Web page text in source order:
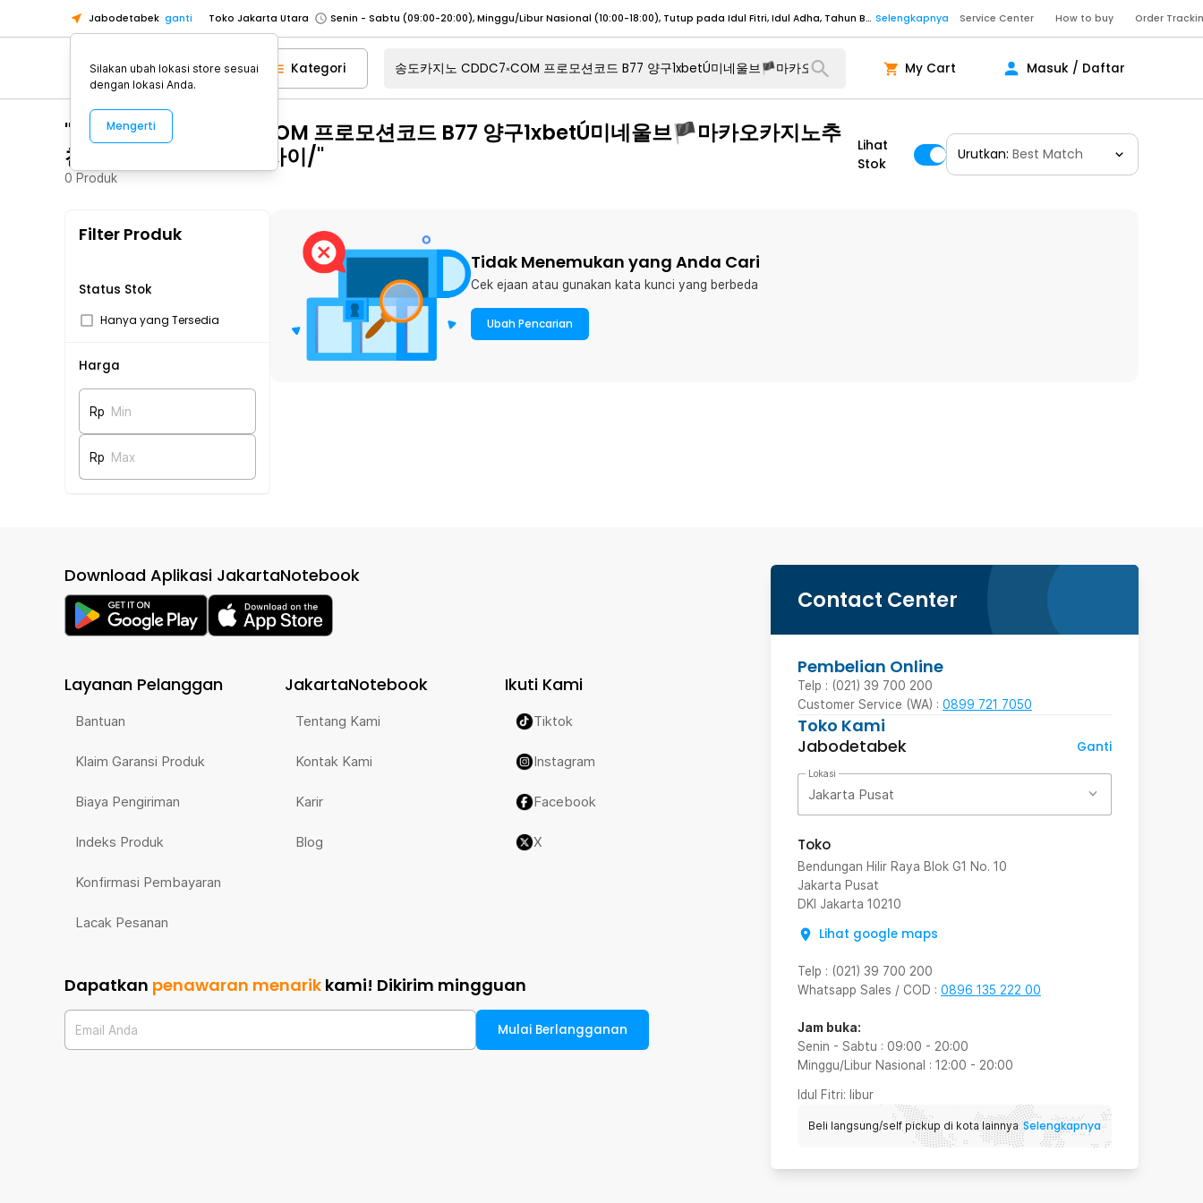
Jabodetabek ganti
Selengkapnya
Pick n Go Jakarta Barat
Selengkapnya
Pick n Go Depok
Senin - Jumat (08:00 - 20:00), Sabtu - Minggu/ Libur Nasional (08:00 - 17:00) Selengkapnya
Toko Jakarta Pusat
Pick n Go Jakarta Barat
Senin - Jumat (07:00 - 20:00), Sabtu - Minggu (08:00 - 20:00), Tutup pada Idul Fitri
Pick n Go Bekasi
Senin - Jumat (08:00 - 20:00), Sabtu - Minggu/ Libur Nasional (08:00 - 17:00)
Service Center How to buy Order
Kategori My Cart Masuk / Daftar
"송도카지노 CDDC7༝COM 프로모션코드 B77 양구1xbetÚ미네울브🏴마카오카지노추
천ḻ토토청춘ʕ산본다이사이/"
0 Produk
Lihat
Stok
Urutkan: Best Match
Filter Produk
Status Stok
Hanya yang Tersedia
Harga
Rp Min
Rp Max
Tidak Menemukan yang Anda Cari
Cek ejaan atau gunakan kata kunci yang berbeda
Ubah Pencarian
Contact Center
Pembelian Online
Telp : (021) 39 700 200
Customer Service (WA) : 0899 721 7050
Toko Kami
Jabodetabek
Ganti
Lokasi
Jakarta Pusat
Toko
Bendungan Hilir Raya Blok G1 No. 10
Jakarta Pusat
DKI Jakarta 10210
Lihat google maps
Telp : (021) 39 700 200
Whatsapp Sales / COD : 0896 135 222 00
Jam buka:
Senin - Sabtu : 09:00 - 20:00
Minggu/Libur Nasional : 12:00 - 20:00
Idul Fitri: libur
Beli langsung/self pickup di kota lainnya Selengkapnya
Download Aplikasi JakartaNotebook
Layanan Pelanggan
Bantuan
Klaim Garansi Produk
Biaya Pengiriman
Indeks Produk
Konfirmasi Pembayaran
Lacak Pesanan
JakartaNotebook
Tentang Kami
Kontak Kami
Karir
Blog
Ikuti Kami
Tiktok
Instagram
Facebook
X
Dapatkan penawaran menarik kami! Dikirim mingguan
Email Anda Mulai Berlangganan
Silakan ubah lokasi store sesuai
dengan lokasi Anda.
Mengerti